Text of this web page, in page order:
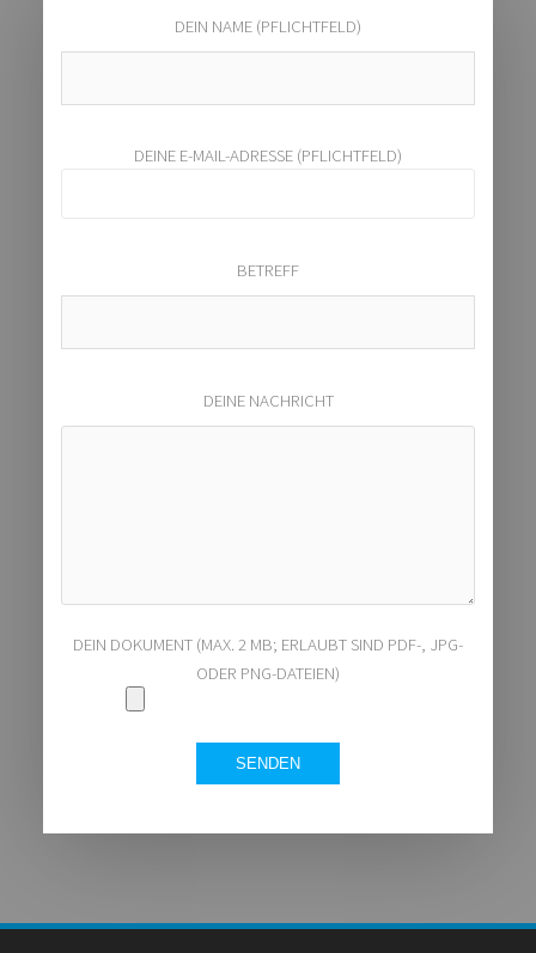
DEIN NAME (PFLICHTFELD)
DEINE E-MAIL-ADRESSE (PFLICHTFELD)
BETREFF
DEINE NACHRICHT
DEIN DOKUMENT (MAX. 2 MB; ERLAUBT SIND PDF-, JPG-
ODER PNG-DATEIEN)